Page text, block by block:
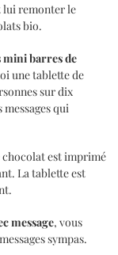
lui remonter le
bio.
mini barres de
une tablette de
sur dix
qui
chocolat est imprimé
La tablette est
message, vous
sympas.